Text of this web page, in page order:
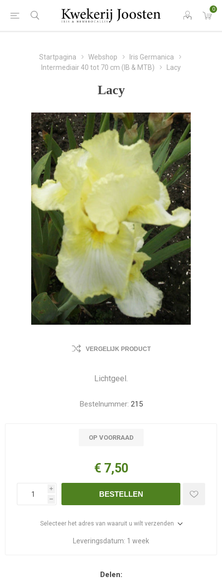
0
Startpagina Webshop
Iris Germanica
Intermediair 40 tot 70 cm (IB & MTB)
Lacy
Lacy
VERGELIJK PRODUCT
Lichtgeel.
Bestelnummer: 215
OP VOORRAAD
€ 7,50
i
h
BESTELLEN
Selecteer het adres van waaruit u wilt verzenden
Leveringsdatum: 1 week
Delen: